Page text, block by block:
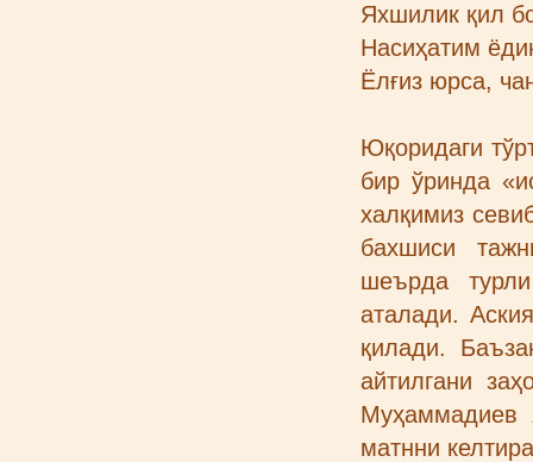
Яхшилик қил
Насиҳатим
Ёлғиз юрса,
Юқоридаги
бир ўринда
халқимиз
бахшиси
шеърда
аталади.
қилади.
айтилгани
Муҳаммадиев
матнни